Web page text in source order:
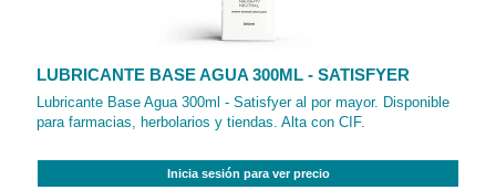
LUBRICANTE BASE AGUA 300ML - SATISFYER
Lubricante Base Agua 300ml - Satisfyer al por mayor. Disponible
para farmacias, herbolarios y tiendas. Alta con CIF.
Inicia sesión para ver precio